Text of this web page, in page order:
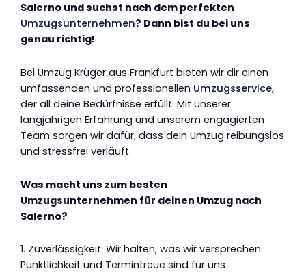
Salerno und suchst nach dem perfekten
Umzugsunternehmen? Dann bist du bei uns
genau richtig!
Bei Umzug Krüger aus Frankfurt bieten wir dir einen
umfassenden und professionellen Umzugsservice,
der all deine Bedürfnisse erfüllt. Mit unserer
langjährigen Erfahrung und unserem engagierten
Team sorgen wir dafür, dass dein Umzug reibungslos
und stressfrei verläuft.
Was macht uns zum besten
Umzugsunternehmen für deinen Umzug nach
Salerno?
1. Zuverlässigkeit: Wir halten, was wir versprechen.
Pünktlichkeit und Termintreue sind für uns